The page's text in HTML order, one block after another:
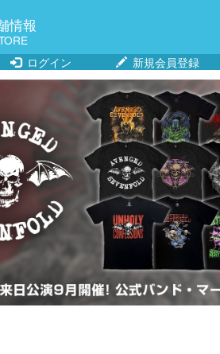
情報
ログイン
新規会員登録